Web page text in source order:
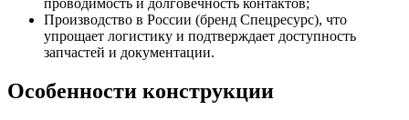
Производство в России (бренд Спецресурс), что
упрощает логистику и подтверждает доступность
запчастей и документации.
Особенности конструкции